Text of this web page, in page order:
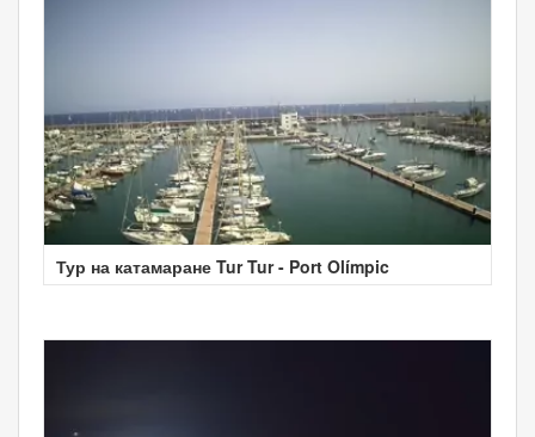
Тур на катамаране Tur Tur - Port Olímpic